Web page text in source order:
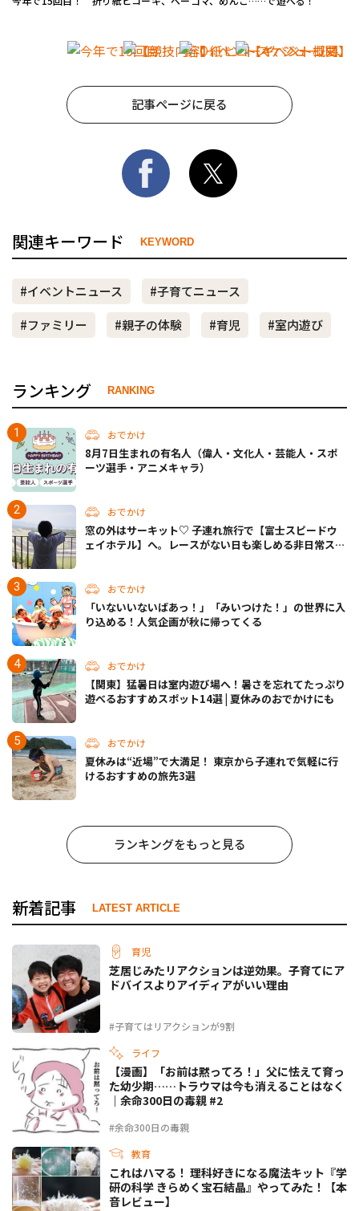
記事ページに戻る
関連キーワード KEYWORD
#イベントニュース
#子育てニュース
#ファミリー
#親子の体験 #育児 #室内遊び
ランキング RANKING
おでかけ
8月7日生まれの有名人（偉人・文化人・芸能人・スポ
ーツ選手・アニメキャラ）
おでかけ
窓の外はサーキット♡ 子連れ旅行で【富士スピードウ
ェイホテル】へ。レースがない日も楽しめる非日常ステ
おでかけ
「いないいないばあっ！」「みいつけた！」の世界に入
り込める！人気企画が秋に帰ってくる
おでかけ
【関東】猛暑日は室内遊び場へ！暑さを忘れてたっぷり
遊べるおすすめスポット14選 | 夏休みのおでかけにも
おでかけ
夏休みは“近場”で大満足！ 東京から子連れで気軽に行
けるおすすめの旅先3選
ランキングをもっと見る
新着記事 LATEST ARTICLE
育児
#子育てはリアクションが9割
芝居じみたリアクションは逆効果。子育てにア
ドバイスよりアイディアがいい理由
ライフ
#余命300日の毒親
【漫画】「お前は黙ってろ！」父に怯えて育っ
た幼少期……トラウマは今も消えることはなく
｜余命300日の毒親 #2
教育
これはハマる！ 理科好きになる魔法キット『学
研の科学 きらめく宝石結晶』やってみた！【本
音レビュー】